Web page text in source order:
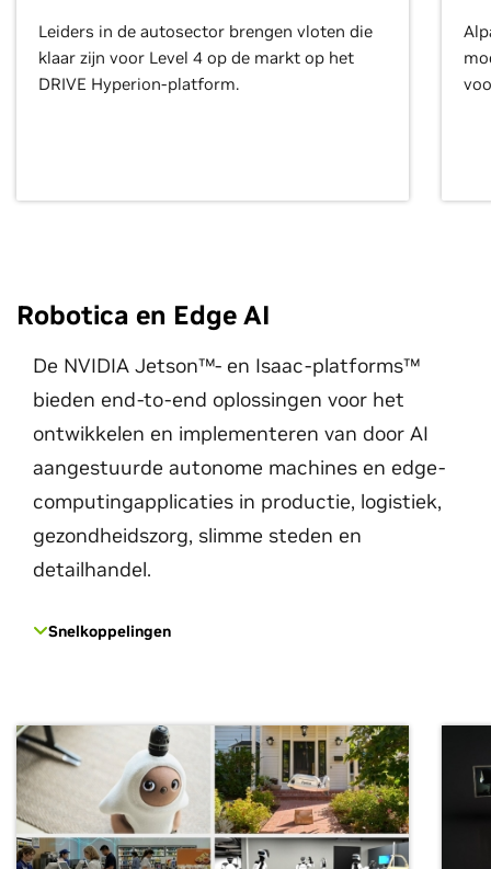
Leiders in de autosector brengen vloten die
klaar zijn voor Level 4 op de markt op het
DRIVE Hyperion-platform.
Robotica en Edge AI
De NVIDIA Jetson™- en Isaac-platforms™
bieden end-to-end oplossingen voor het
ontwikkelen en implementeren van door AI
aangestuurde autonome machines en edge-
computingapplicaties in productie, logistiek,
gezondheidszorg, slimme steden en
detailhandel.
Snelkoppelingen